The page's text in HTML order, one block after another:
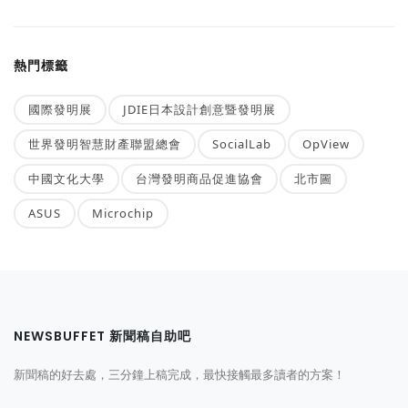
熱門標籤
國際發明展 JDIE日本設計創意暨發明展
世界發明智慧財產聯盟總會 SocialLab OpView
中國文化大學 台灣發明商品促進協會 北市圖
ASUS Microchip
NEWSBUFFET 新聞稿自助吧
新聞稿的好去處，三分鐘上稿完成，最快接觸最多讀者的方案！